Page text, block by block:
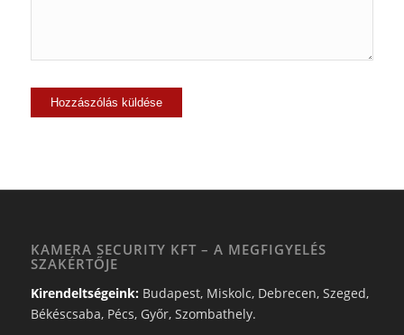
KAMERA SECURITY KFT – A MEGFIGYELÉS
SZAKÉRTŐJE
Kirendeltségeink:Budapest, Miskolc, Debrecen, Szeged,
Békéscsaba, Pécs, Győr, Szombathely.